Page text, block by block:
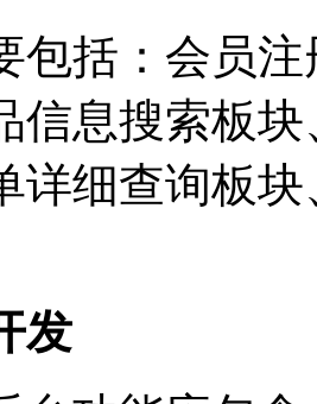
包括：会员
信息搜索板
详细查询板
发